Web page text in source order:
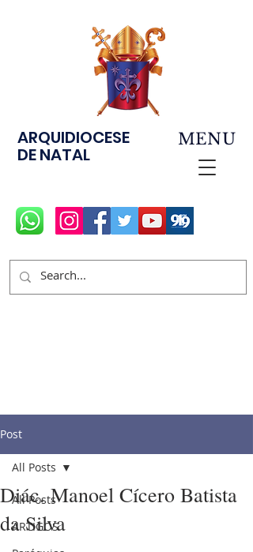
ARQUIDIOCESE
DE NATAL
MENU
Post
All Posts
ARTIGOS
All Posts
Diác. Manoel Cícero Batista
da Silva